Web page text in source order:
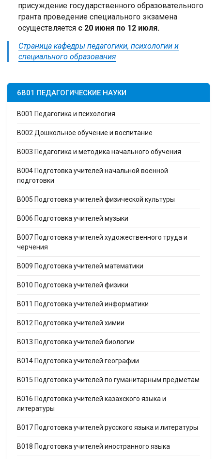
присуждение государственного образовательного
гранта проведение специального экзамена
осуществляется с 20 июня по 12 июля.
Страница кафедры педагогики, психологии и
специального образования
6B01 ПЕДАГОГИЧЕСКИЕ НАУКИ
B001 Педагогика и психология
B002 Дошкольное обучение и воспитание
B003 Педагогика и методика начального обучения
B004 Подготовка учителей начальной военной
подготовки
B005 Подготовка учителей физической культуры
B006 Подготовка учителей музыки
B007 Подготовка учителей художественного труда и
черчения
B009 Подготовка учителей математики
B010 Подготовка учителей физики
B011 Подготовка учителей информатики
B012 Подготовка учителей химии
B013 Подготовка учителей биологии
B014 Подготовка учителей географии
B015 Подготовка учителей по гуманитарным предметам
B016 Подготовка учителей казахского языка и
литературы
B017 Подготовка учителей русского языка и литературы
B018 Подготовка учителей иностранного языка